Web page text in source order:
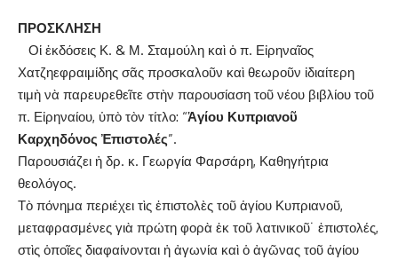
ΠΡΟΣΚΛΗΣΗ
Οἱ ἐκδόσεις Κ. & Μ. Σταμούλη καὶ ὁ π. Εἰρηναῖος
Χατζηεφραιμίδης σᾶς προσκαλοῦν καὶ θεωροῦν ἰδιαίτερη
τιμὴ νὰ παρευρεθεῖτε στὴν πα­ρουσίαση τοῦ νέου βιβλίου τοῦ
π. Εἰρηναίου, ὑπὸ τὸν τίτλο: “Ἁγίου Κυ­πριανοῦ
Καρχηδόνος Ἐπιστολές”.
Παρουσιάζει ἡ δρ. κ. Γεωργία Φαρσάρη, Καθηγήτρια
θεολόγος.
Τὸ πόνημα περιέχει τὶς ἐπιστολὲς τοῦ ἁγίου Κυπριανοῦ,
μεταφρασμέ­νες γιὰ πρώτη φορὰ ἐκ τοῦ λατινικοῦ˙ ἐπιστολές,
στὶς ὁποῖες διαφαίνο­νται ἡ ἀγωνία καὶ ὁ ἀγῶνας τοῦ ἁγίου